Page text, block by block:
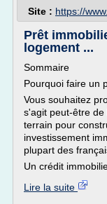
Site : https://
Prêt
logement ...
Sommaire
Pourquoi faire un
Vous souhaitez
s'agit peut-être
terrain pour
investissement
plupart des
Un crédit
Lire la suite